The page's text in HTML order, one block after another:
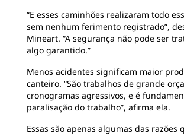
“E esses caminhões realizaram todo
sem nenhum ferimento registrado”,
Mineart. “A segurança não pode ser
algo garantido.”
Menos acidentes significam maior
canteiro. “São trabalhos de grande
cronogramas agressivos, e é
paralisação do trabalho”, afirma ela.
Essas são apenas algumas das razões